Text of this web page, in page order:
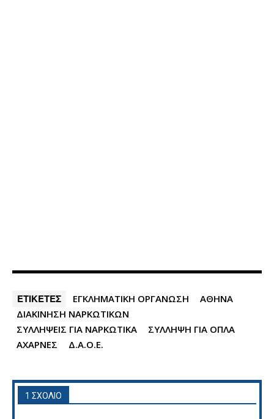
ΕΤΙΚΕΤΕΣ ΕΓΚΛΗΜΑΤΙΚΗ ΟΡΓΑΝΩΣΗ
ΑΘΗΝΑ
ΔΙΑΚΙΝΗΣΗ ΝΑΡΚΩΤΙΚΩΝ
ΣΥΛΛΗΨΕΙΣ ΓΙΑ ΝΑΡΚΩΤΙΚΑ
ΣΥΛΛΗΨΗ ΓΙΑ ΟΠΛΑ
ΑΧΑΡΝΕΣ
Δ.Α.Ο.Ε.
1 ΣΧΟΛΙΟ